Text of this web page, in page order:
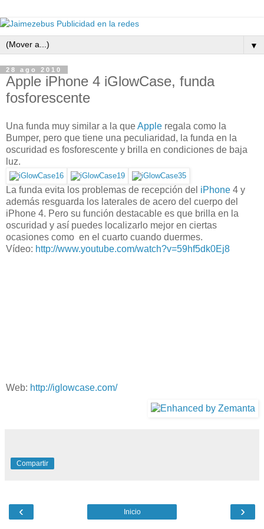
▼
28 ago 2010
Apple iPhone 4 iGlowCase, funda
fosforescente
Una funda muy similar a la queApple regala como la
Bumper, pero que tiene una peculiaridad, la funda en la
oscuridad es fosforescente y brilla en condiciones de baja
luz.
La funda evita los problemas de recepción del iPhone 4 y
además resguarda los laterales de acero del cuerpo del
iPhone 4. Pero su función destacable es que brilla en la
oscuridad y así puedes localizarlo mejor en ciertas
ocasiones como en el cuarto cuando duermes.
Vídeo: http://www.youtube.com/watch?v=59hf5dk0Ej8
Web: http://iglowcase.com/
Compartir
‹ ›
Inicio